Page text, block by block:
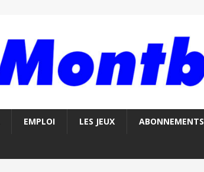
EMPLOI LES JEUX ABONNEMENTS